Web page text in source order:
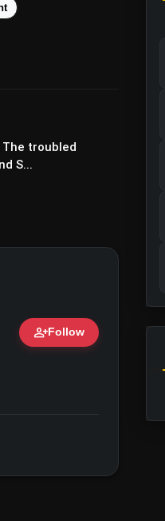
The troubled
S...
person_addFollow